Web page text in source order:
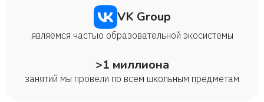
VK Group
являемся частью образовательной экосистемы
>1 миллиона
занятий мы провели по всем школьным предметам